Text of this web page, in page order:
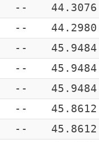
--
44.3076
--
44.2980
--
45.9484
--
45.9484
--
45.9484
--
45.8612
--
45.8612